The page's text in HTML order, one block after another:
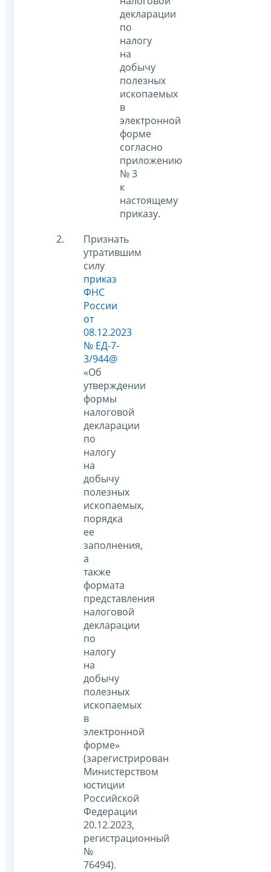
декларации
по
налогу
на
добычу
полезных
ископаемых
в
электронной
форме
согласно
приложению
№ 3
к
настоящему
приказу.
Признать
утратившим
силу
приказ
ФНС
России
от
08.12.2023
№ ЕД-7-
3/944@
«Об
утверждении
формы
налоговой
декларации
по
налогу
на
добычу
полезных
ископаемых,
порядка
ее
заполнения,
а
также
формата
представления
налоговой
декларации
по
налогу
на
добычу
полезных
ископаемых
в
электронной
форме»
(зарегистрирован
Министерством
юстиции
Российской
Федерации
20.12.2023,
регистрационный
№
76494).